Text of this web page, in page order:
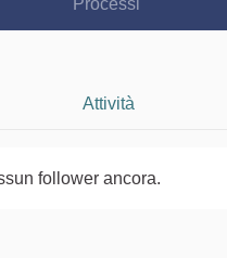
Attività
follower ancora.